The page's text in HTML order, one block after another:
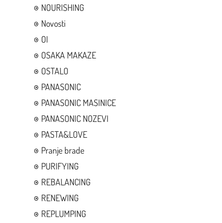
NOURISHING
Novosti
OI
OSAKA MAKAZE
OSTALO
PANASONIC
PANASONIC MASINICE
PANASONIC NOZEVI
PASTA&LOVE
Pranje brade
PURIFYING
REBALANCING
RENEWING
REPLUMPING